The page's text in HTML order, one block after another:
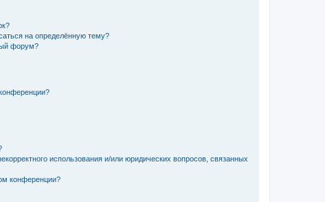
на определённую тему?
форум?
использования и/или юридических вопросов, связанных
конференции?